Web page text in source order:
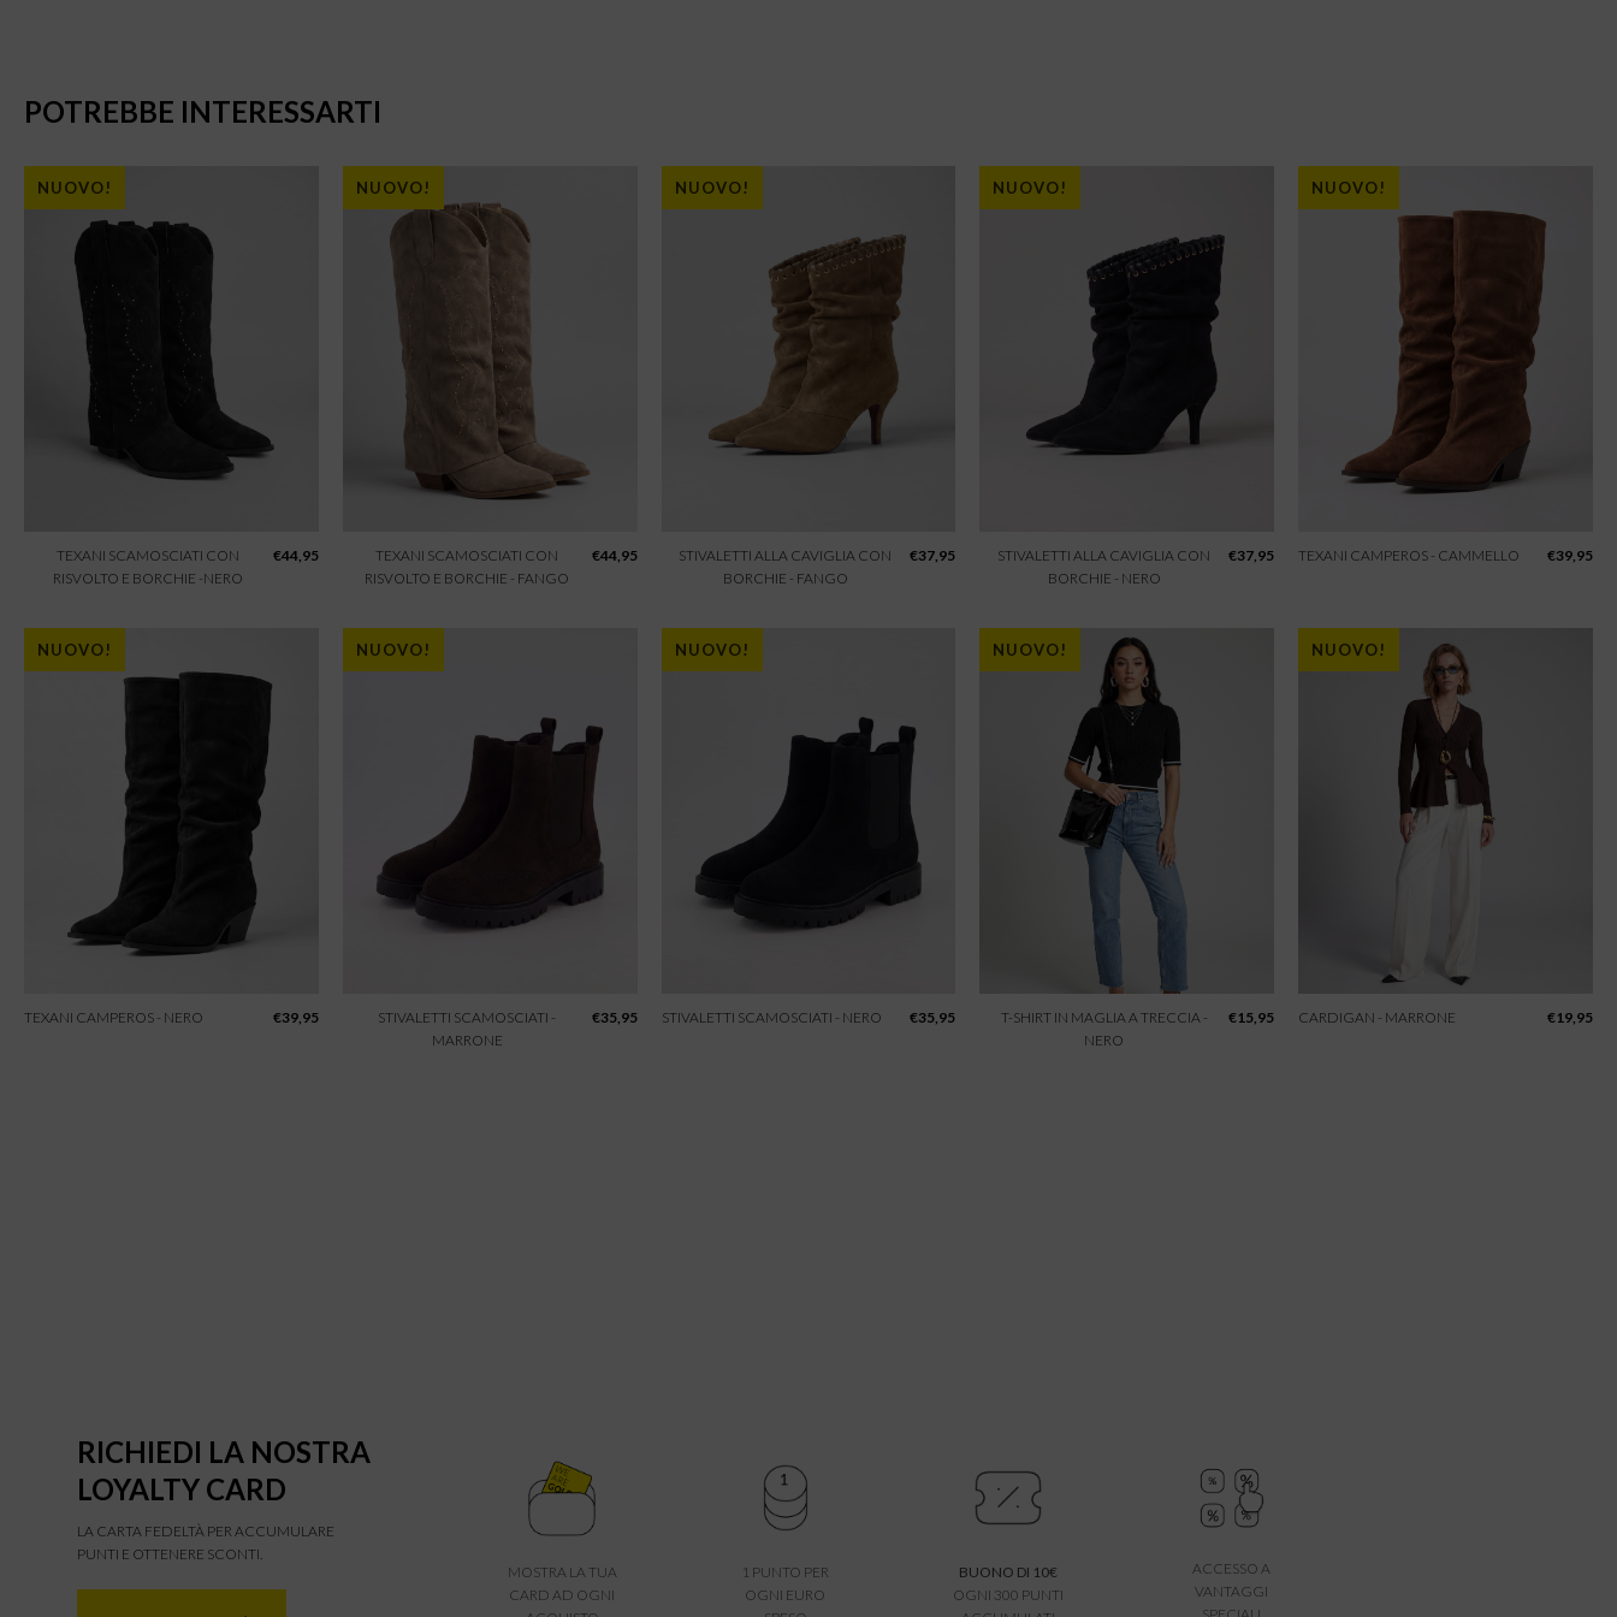
POTREBBE INTERESSARTI
NUOVO!
TEXANI SCAMOSCIATI CON
RISVOLTO E BORCHIE -NERO
€44,95
NUOVO!
TEXANI SCAMOSCIATI CON
RISVOLTO E BORCHIE - FANGO
€44,95
NUOVO!
STIVALETTI ALLA CAVIGLIA CON
BORCHIE - FANGO
€37,95
NUOVO!
STIVALETTI ALLA CAVIGLIA CON
BORCHIE - NERO
€37,95
NUOVO!
TEXANI CAMPEROS - CAMMELLO €39,95
NUOVO!
TEXANI CAMPEROS - NERO €39,95
NUOVO!
STIVALETTI SCAMOSCIATI -
MARRONE
€35,95
NUOVO!
STIVALETTI SCAMOSCIATI - NERO €35,95
NUOVO!
T-SHIRT IN MAGLIA A TRECCIA -
NERO
€15,95
NUOVO!
CARDIGAN - MARRONE €19,95
RICHIEDI LA NOSTRA
LOYALTY CARD
LA CARTA FEDELTÀ PER ACCUMULARE
PUNTI E OTTENERE SCONTI.
MOSTRA LA TUA
CARD AD OGNI
1 PUNTO PER
OGNI EURO
BUONO DI 10€
OGNI 300 PUNTI
ACCESSO A
VANTAGGI
SPECIALI